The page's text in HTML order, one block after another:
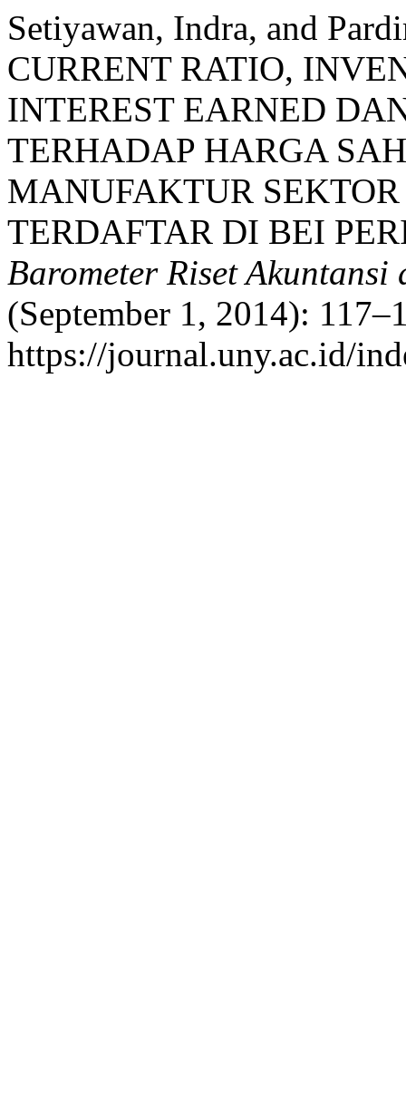
Setiyawan, Indra, and
CURRENT RATIO,
INTEREST EARNED
TERHADAP HARGA
MANUFAKTUR
TERDAFTAR DI BEI
Barometer Riset Akuntansi
(September 1, 2014):
https://journal.uny.ac.id/